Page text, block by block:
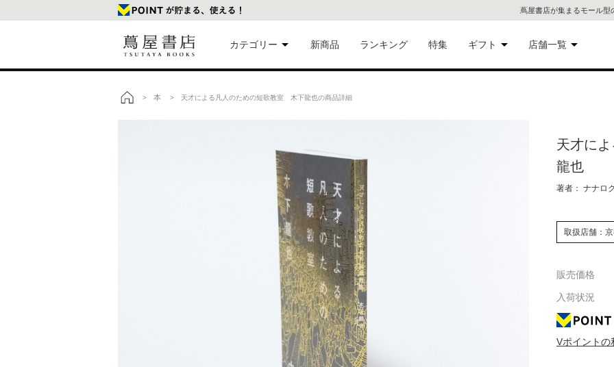
蔦屋書店が集まるモール型
カテゴリー
美術品
映像・音
文具
雑貨
家電
新商品 ランキング 特集 ギフト 店舗一覧
代官
書店
六本
屋書
京都
> 本 > 天才による凡人のための短歌教室 木下龍也の商品詳細
天才に
龍也
著者： ナナロ
取扱店舗：
販売価格
入荷状況
Vポイントの